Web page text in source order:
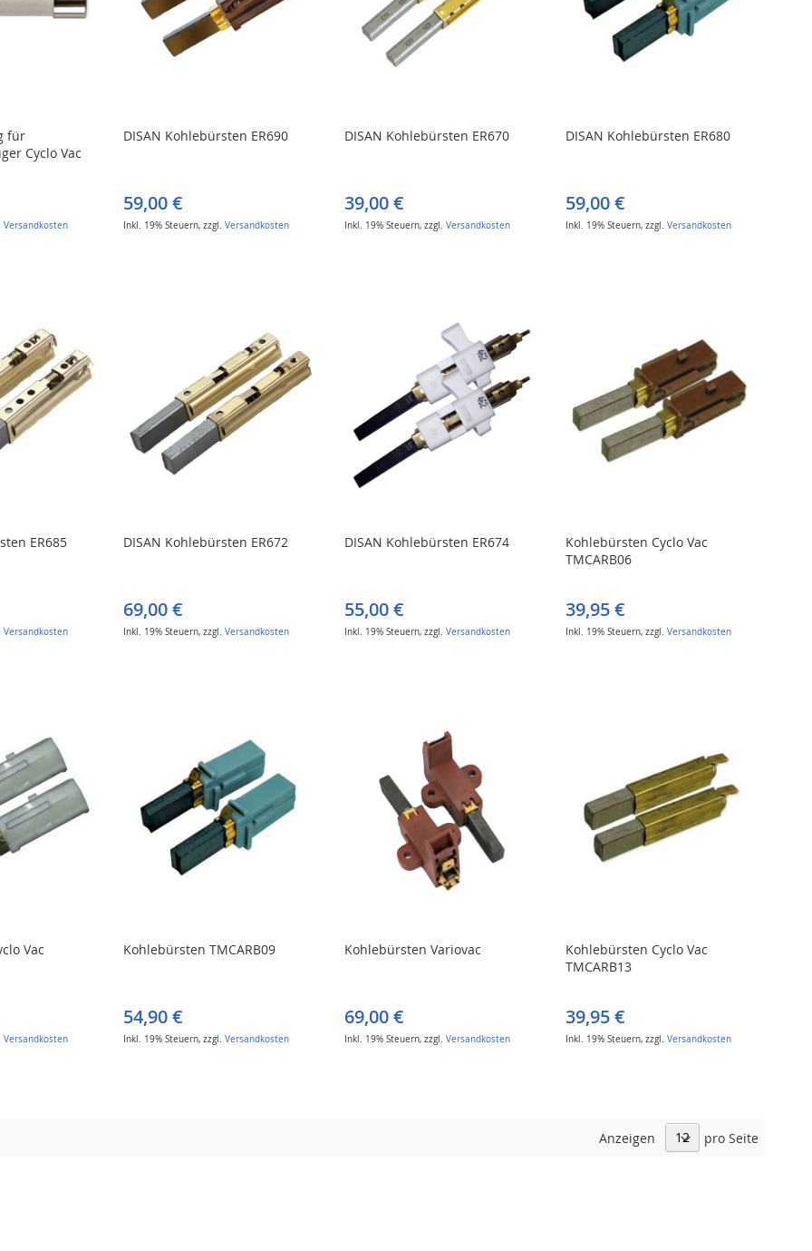
für
Cyclo Vac
Versandkosten
DISAN Kohlebürsten ER690
59,00 €
Inkl. 19% Steuern,zzgl.Versandkosten
DISAN Kohlebürsten ER670
39,00 €
Inkl. 19% Steuern,zzgl.Versandkosten
DISAN Kohlebürsten ER680
59,00 €
Inkl. 19% Steuern,zzgl.Versandkosten
ER685
Versandkosten
DISAN Kohlebürsten ER672
69,00 €
Inkl. 19% Steuern,zzgl.Versandkosten
DISAN Kohlebürsten ER674
55,00 €
Inkl. 19% Steuern,zzgl.Versandkosten
Kohlebürsten Cyclo Vac
TMCARB06
39,95 €
Inkl. 19% Steuern,zzgl.Versandkosten
Vac
Versandkosten
Kohlebürsten TMCARB09
54,90 €
Inkl. 19% Steuern,zzgl.Versandkosten
Kohlebürsten Variovac
69,00 €
Inkl. 19% Steuern,zzgl.Versandkosten
Kohlebürsten Cyclo Vac
TMCARB13
39,95 €
Inkl. 19% Steuern,zzgl.Versandkosten
Anzeigen pro Seite